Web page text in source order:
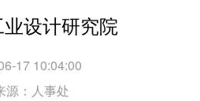
设计研究院
17 10:04:00
源： 人事处